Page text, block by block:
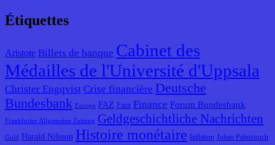
Étiquettes
Aristote Billets de banque Cabinet des
Médailles de l'Université d'Uppsala
Christer Engqvist Crise financière Deutsche
Bundesbank
Europe FAZ Fazit Finance Forum Bundesbank
Frankfurter Allgemeine Zeitung Geldgeschichtliche Nachrichten
Gold Harald Nilsson Histoire monétaire Inflation Johan Palmstruch